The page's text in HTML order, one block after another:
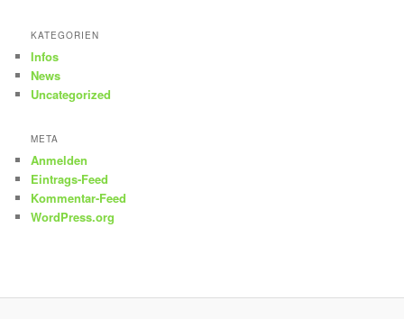
KATEGORIEN
Infos
News
Uncategorized
META
Anmelden
Eintrags-Feed
Kommentar-Feed
WordPress.org